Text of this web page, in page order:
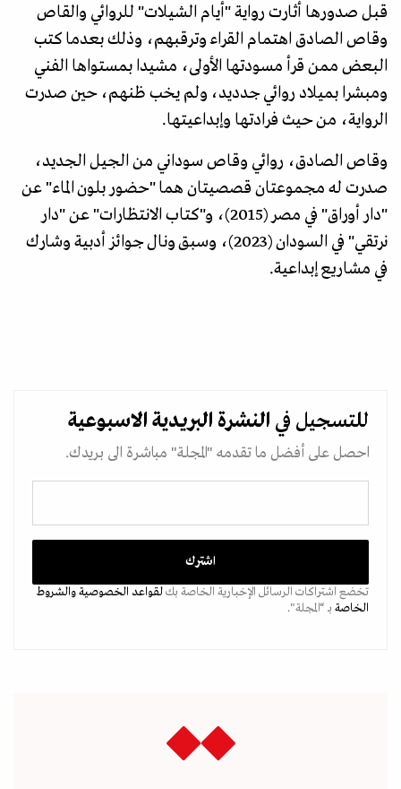
قبل صدورها أثارت رواية "أيام الشيلات" للروائي والقاص
وقاص الصادق اهتمام القراء وترقبهم، وذلك بعدما كتب
البعض ممن قرأ مسودتها الأولى، مشيدا بمستواها الفني
ومبشرا بميلاد روائي جدديد، ولم يخب ظنهم، حين صدرت
الرواية، من حيث فرادتها وإبداعيتها.
وقاص الصادق، روائي وقاص سوداني من الجيل الجديد،
صدرت له مجموعتان قصصيتان هما "حضور بلون الماء" عن
"دار أوراق" في مصر (2015)، و"كتاب الانتظارات" عن "دار
نرتقي" في السودان (2023)، وسبق ونال جوائز أدبية وشارك
في مشاريع إبداعية.
للتسجيل في النشرة البريدية الاسبوعية
احصل على أفضل ما تقدمه "المجلة" مباشرة الى بريدك.
تخضع اشتراكات الرسائل الإخبارية الخاصة بكلقواعد الخصوصيةوالشروط
الخاصة بـ “المجلة".